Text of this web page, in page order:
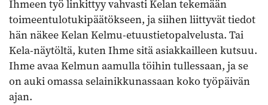
Ihmeen työ linkittyy vahvasti Kelan tekemään
toimeentulotukipäätökseen, ja siihen liittyvät tiedot
hän näkee Kelan Kelmu-etuustietopalvelusta. Tai
Kela-näytöltä, kuten Ihme sitä asiakkailleen kutsuu.
Ihme avaa Kelmun aamulla töihin tullessaan, ja se
on auki omassa selainikkunassaan koko työpäivän
ajan.